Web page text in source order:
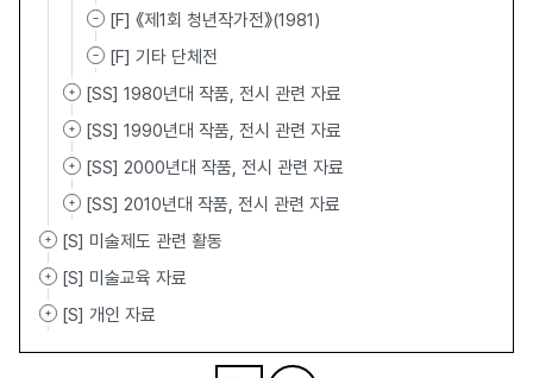
[F] 《제1회 청년작가전》(1981)
[F] 기타 단체전
[SS] 1980년대 작품, 전시 관련 자료
[SS] 1990년대 작품, 전시 관련 자료
[SS] 2000년대 작품, 전시 관련 자료
[SS] 2010년대 작품, 전시 관련 자료
[S] 미술제도 관련 활동
[S] 미술교육 자료
[S] 개인 자료